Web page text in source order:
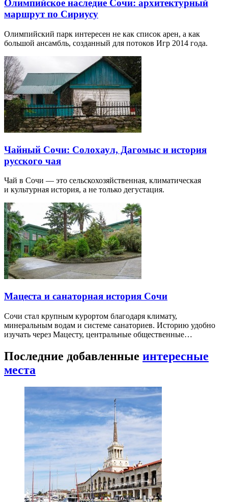
Олимпийское наследие Сочи: архитектурный
маршрут по Сириусу
Олимпийский парк интересен не как список арен, а как
большой ансамбль, созданный для потоков Игр 2014 года.
Чайный Сочи: Солохаул, Дагомыс и история
русского чая
Чай в Сочи — это сельскохозяйственная, климатическая
и культурная история, а не только дегустация.
Мацеста и санаторная история Сочи
Сочи стал крупным курортом благодаря климату,
минеральным водам и системе санаториев. Историю удобно
изучать через Мацесту, центральные общественные…
Последние добавленные интересные
места